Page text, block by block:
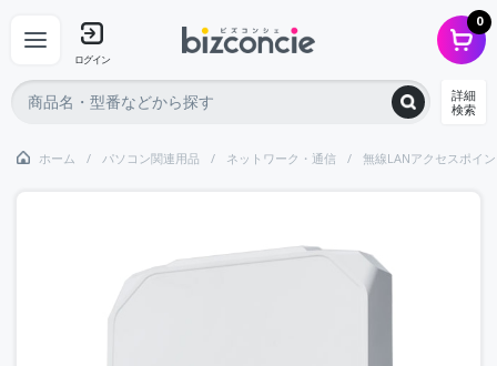
ログイン
0
詳細
検索
ホーム パソコン関連用品 ネットワーク・通信 無線LANアクセスポイ